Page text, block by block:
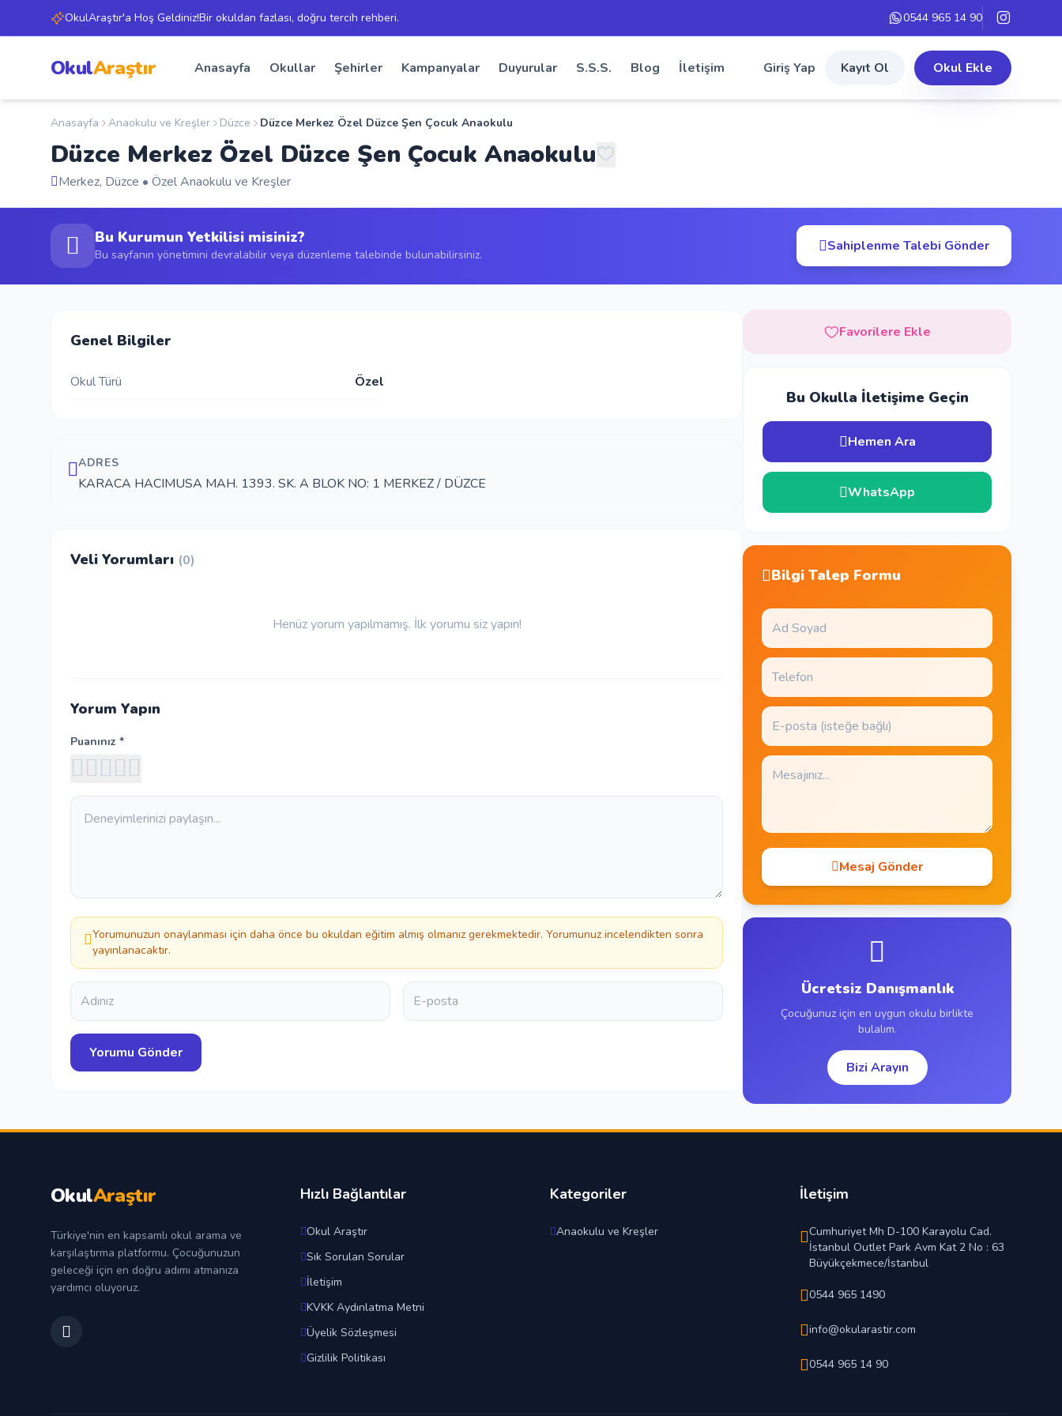
OkulAraştır'a Hoş Geldiniz!Bir okuldan fazlası, doğru tercih rehberi. 0544 965 14 90
OkulAraştır Anasayfa Okullar Şehirler Kampanyalar Duyurular S.S.S. Blog İletişim Giriş Yap Kayıt Ol Okul Ekle
Anasayfa Anaokulu ve Kreşler Düzce Düzce Merkez Özel Düzce Şen Çocuk Anaokulu
Düzce Merkez Özel Düzce Şen Çocuk Anaokulu
Merkez, Düzce • Özel Anaokulu ve Kreşler
Bu Kurumun Yetkilisi misiniz?
Bu sayfanın yönetimini devralabilir veya düzenleme talebinde bulunabilirsiniz.
Sahiplenme Talebi Gönder
Genel Bilgiler
Okul Türü Özel
ADRES
KARACA HACIMUSA MAH. 1393. SK. A BLOK NO: 1 MERKEZ / DÜZCE
Veli Yorumları (0)
Henüz yorum yapılmamış. İlk yorumu siz yapın!
Yorum Yapın
Puanınız *
Yorumunuzun onaylanması için daha önce bu okuldan eğitim almış olmanız gerekmektedir. Yorumunuz incelendikten sonra
yayınlanacaktır.
Favorilere Ekle
Bu Okulla İletişime Geçin
Hemen Ara
WhatsApp
Bilgi Talep Formu
Mesaj Gönder
Ücretsiz Danışmanlık
Çocuğunuz için en uygun okulu birlikte
bulalım.
Bizi Arayın
OkulAraştır
Türkiye'nin en kapsamlı okul arama ve
karşılaştırma platformu. Çocuğunuzun
geleceği için en doğru adımı atmanıza
yardımcı oluyoruz.
Hızlı Bağlantılar
Okul Araştır
Sık Sorulan Sorular
İletişim
KVKK Aydınlatma Metni
Üyelik Sözleşmesi
Gizlilik Politikası
Kategoriler
Anaokulu ve Kreşler
İletişim
Cumhuriyet Mh D-100 Karayolu Cad.
İstanbul Outlet Park Avm Kat 2 No : 63
Büyükçekmece/İstanbul
0544 965 1490
info@okularastir.com
0544 965 14 90